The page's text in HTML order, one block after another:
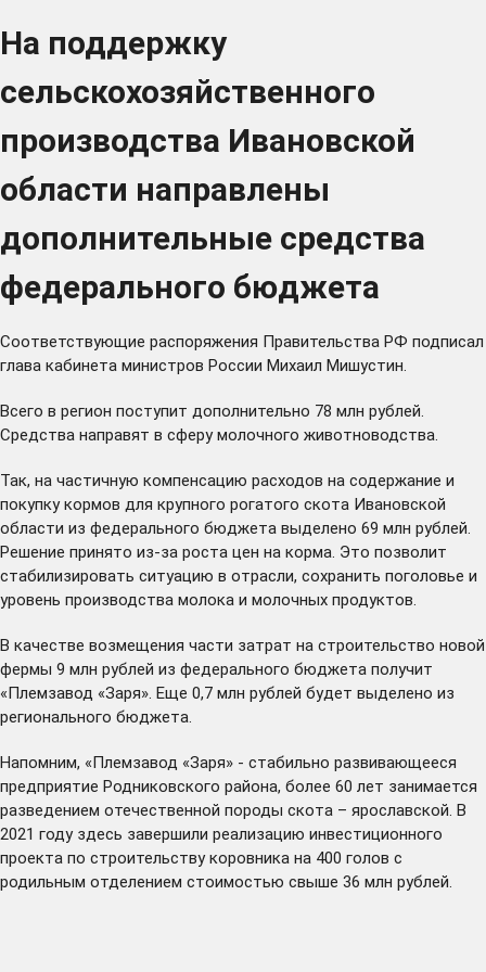
На поддержку
сельскохозяйственного
производства Ивановской
области направлены
дополнительные средства
федерального бюджета
Соответствующие распоряжения Правительства РФ подписал
глава кабинета министров России Михаил Мишустин.
Всего в регион поступит дополнительно 78 млн рублей.
Средства направят в сферу молочного животноводства.
Так, на частичную компенсацию расходов на содержание и
покупку кормов для крупного рогатого скота Ивановской
области из федерального бюджета выделено 69 млн рублей.
Решение принято из-за роста цен на корма. Это позволит
стабилизировать ситуацию в отрасли, сохранить поголовье и
уровень производства молока и молочных продуктов.
В качестве возмещения части затрат на строительство новой
фермы 9 млн рублей из федерального бюджета получит
«Племзавод «Заря». Еще 0,7 млн рублей будет выделено из
регионального бюджета.
Напомним, «Племзавод «Заря» - стабильно развивающееся
предприятие Родниковского района, более 60 лет занимается
разведением отечественной породы скота – ярославской. В
2021 году здесь завершили реализацию инвестиционного
проекта по строительству коровника на 400 голов с
родильным отделением стоимостью свыше 36 млн рублей.